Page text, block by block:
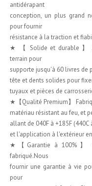
antidérapant
conception, un plus grand
pour fournir
résistance à la traction et
★ 【 Solide et durable 】
terrain pour
supporte jusqu'à 60 livres de
tête et dents solides pour
tuyaux et pièces de
★【Qualité Premium】
matériau résistant au feu, et
allant de 040F à +185F
et l'application à l'extérieur
★【Garantie à 100%】 -
fabriqué.Nous
fournir une garantie à vie
pour